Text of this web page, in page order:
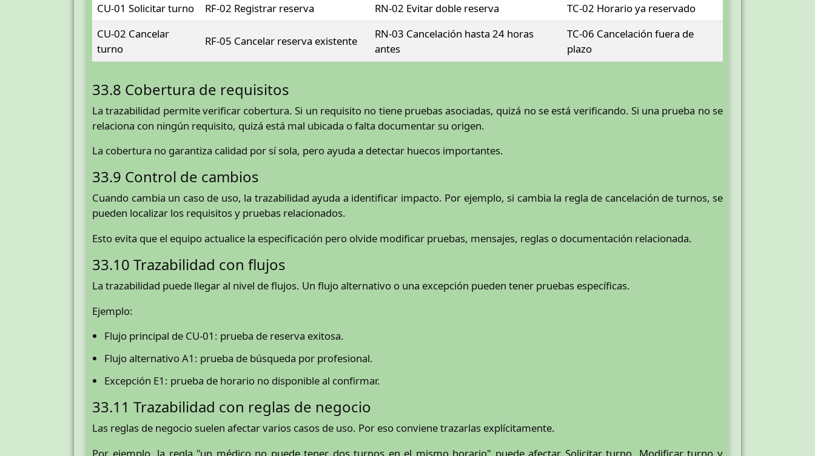
CU-01 Solicitar turno RF-02 Registrar reserva RN-02 Evitar doble reserva
TC-02 Horario ya reservado
CU-02 Cancelar
turno
RF-05 Cancelar reserva existente
RN-03 Cancelación hasta 24 horas
antes
TC-06 Cancelación fuera de
plazo
33.8 Cobertura de requisitos
La trazabilidad permite verificar cobertura. Si un requisito no tiene pruebas asociadas, quizá no se está verificando. Si una prueba no se
relaciona con ningún requisito, quizá está mal ubicada o falta documentar su origen.
La cobertura no garantiza calidad por sí sola, pero ayuda a detectar huecos importantes.
33.9 Control de cambios
Cuando cambia un caso de uso, la trazabilidad ayuda a identificar impacto. Por ejemplo, si cambia la regla de cancelación de turnos, se
pueden localizar los requisitos y pruebas relacionados.
Esto evita que el equipo actualice la especificación pero olvide modificar pruebas, mensajes, reglas o documentación relacionada.
33.10 Trazabilidad con flujos
La trazabilidad puede llegar al nivel de flujos. Un flujo alternativo o una excepción pueden tener pruebas específicas.
Ejemplo:
Flujo principal de CU-01: prueba de reserva exitosa.
Flujo alternativo A1: prueba de búsqueda por profesional.
Excepción E1: prueba de horario no disponible al confirmar.
33.11 Trazabilidad con reglas de negocio
Las reglas de negocio suelen afectar varios casos de uso. Por eso conviene trazarlas explícitamente.